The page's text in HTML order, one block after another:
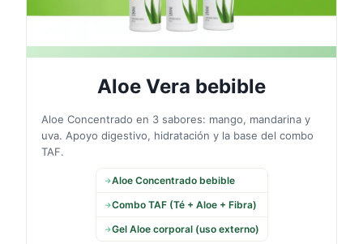
Aloe Vera bebible
Aloe Concentrado en 3 sabores: mango, mandarina y
uva. Apoyo digestivo, hidratación y la base del combo
TAF.
→Aloe Concentrado bebible
→Combo TAF (Té + Aloe + Fibra)
→Gel Aloe corporal (uso externo)